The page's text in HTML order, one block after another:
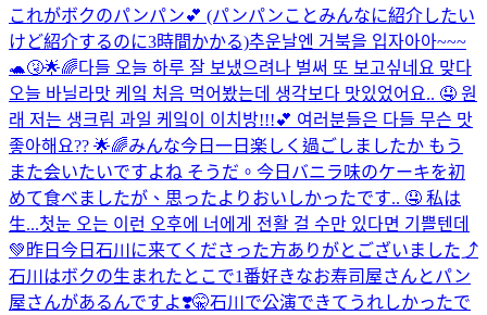
これがボクのパンパン💕 (パンパンことみんなに紹介したい
けど紹介するのに3時間かかる)추운날엔 거북을 입자아아~~~
🐢🤧🌟🌈다들 오늘 하루 잘 보냈으려나 벌써 또 보고싶네요 맞다
오늘 바닐라맛 케잌 처음 먹어봤는데 생각보다 맛있었어요.. 🤤 원
래 저는 생크림 과일 케잌이 이치방!!!💕 여러분들은 다들 무슨 맛
좋아해요?? 🌟🌈みんな今日一日楽しく過ごしましたか もう
また会いたいですよね そうだ。今日バニラ味のケーキを初
めて食べましたが、思ったよりおいしかったです.. 🤤 私は
生...첫눈 오는 이런 오후에 너에게 전활 걸 수만 있다면 기쁠텐데
💚 昨日今日石川に来てくださった方ありがとございました⤴︎
石川はボクの生まれたとこで1番好きなお寿司屋さんとパン
屋さんがあるんですよ❣️🤫石川で公演できてうれしかったで